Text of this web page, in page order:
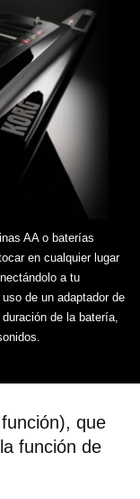
AA o baterías
en cualquier lugar
a tu
de un adaptador de
de la batería,
que
función de